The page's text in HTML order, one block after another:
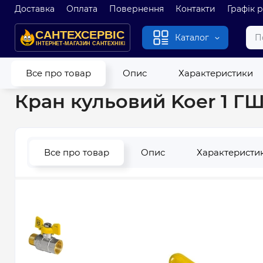
Доставка Оплата Повернення Контакти Графік
Каталог
Все про товар Опис Характеристики
Головна Водопровід Запірна арматура Кульовий кран
Кран кульовий Koer 1
Все про товар Опис